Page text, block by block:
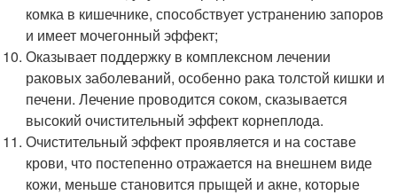
комка в кишечнике, способствует устранению запоров
и имеет мочегонный эффект;
Оказывает поддержку в комплексном лечении
раковых заболеваний, особенно рака толстой кишки и
печени. Лечение проводится соком, сказывается
высокий очистительный эффект корнеплода.
Очистительный эффект проявляется и на составе
крови, что постепенно отражается на внешнем виде
кожи, меньше становится прыщей и акне, которые